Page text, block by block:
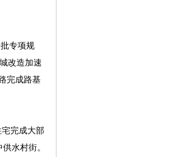
专项规
改造加速
完成路基
完成大部
水村街。